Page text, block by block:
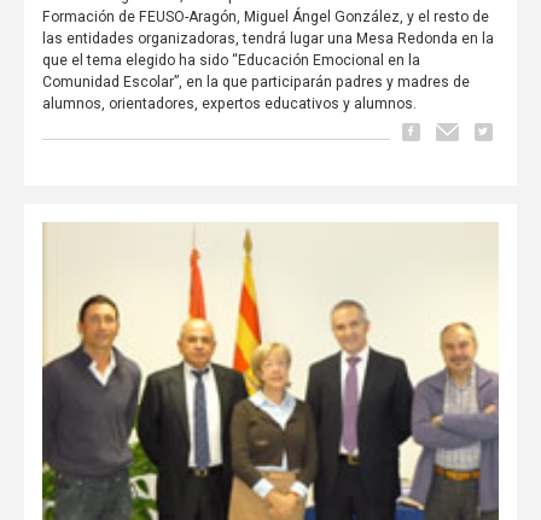
Formación de FEUSO-Aragón, Miguel Ángel González, y el resto de
las entidades organizadoras, tendrá lugar una Mesa Redonda en la
que el tema elegido ha sido “Educación Emocional en la
Comunidad Escolar”, en la que participarán padres y madres de
alumnos, orientadores, expertos educativos y alumnos.